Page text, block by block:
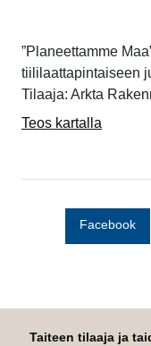
”Planeettamme
tiililaattapintaiseen
Tilaaja: Arkta
Teos kartalla
Facebook
Taiteen tilaaja ja